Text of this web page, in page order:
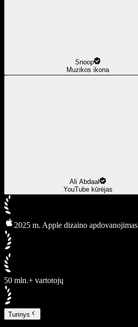
Snoop
Muzikos ikona
Ali Abdaal
YouTube kūrėjas
2025 m. Apple dizaino apdovanojimas
50 mln.+ vartotojų
Turinys